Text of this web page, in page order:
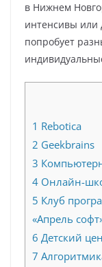
в Нижнем
интенсивы или
попробует
1 Rebotica
2 Geekbrains
3
4 Онлайн-
5 Клуб
«Апрель
6 Детский
7